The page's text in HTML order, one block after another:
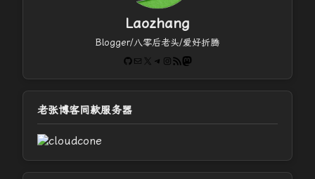
Laozhang
Blogger/八零后老头/爱好折腾
GitHub
电子邮件 X Telegram
Instagram
RSS FeedMastodon
老张博客同款服务器